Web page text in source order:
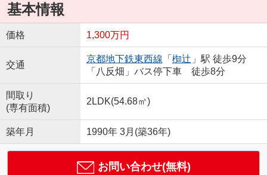
基本情報
価格 1,300万円
交通
京都地下鉄東西線 「 椥辻 」駅 徒歩9分
「八反畑」バス停下車 徒歩8分
間取り
(専有面積)
2LDK(54.68㎡)
築年月 1990年 3月(築36年)
お問い合わせ(無料)